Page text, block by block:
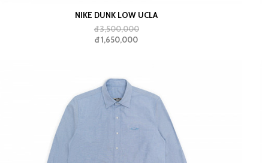
NIKE DUNK LOW UCLA
đ 3,500,000
đ 1,650,000